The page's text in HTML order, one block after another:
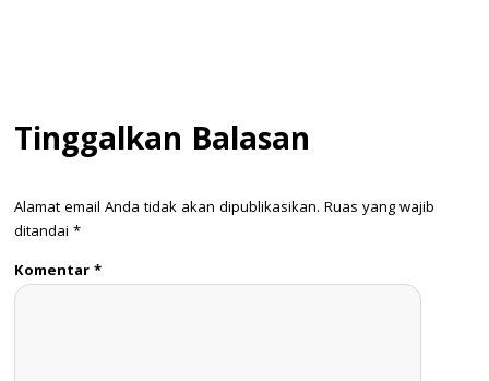
Tinggalkan Balasan
Alamat email Anda tidak akan dipublikasikan. Ruas yang wajib
ditandai *
Komentar*